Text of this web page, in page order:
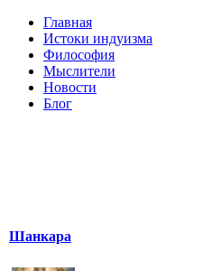
Главная
Истоки индуизма
Философия
Мыслители
Новости
Блог
Шанкара